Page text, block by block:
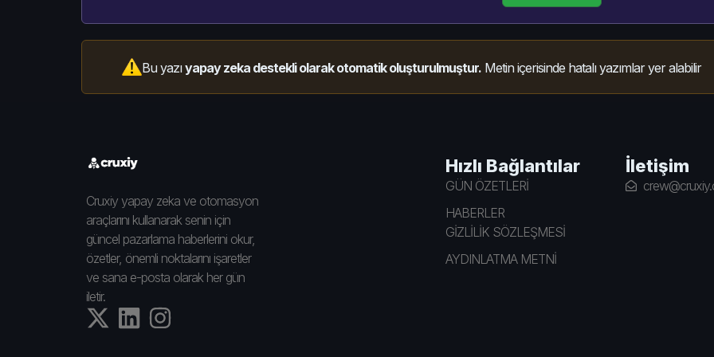
Bu yazıyapay zeka destekli olarak otomatik oluşturulmuştur. Metin içerisinde hatalı yazımlar yer alabilir
Cruxiy yapay zeka ve otomasyon
araçlarını kullanarak senin için
güncel pazarlama haberlerini okur,
özetler, önemli noktalarını işaretler
ve sana e-posta olarak her gün
iletir.
Hızlı Bağlantılar
GÜN ÖZETLERİ
HABERLER
GİZLİLİK SÖZLEŞMESİ
AYDINLATMA METNİ
İletişim